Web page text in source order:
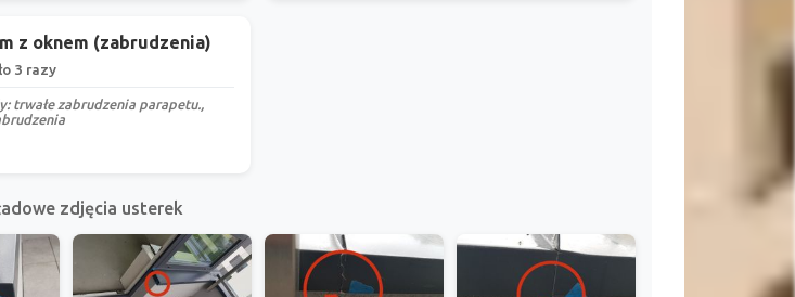
z oknem (zabrudzenia)
3 razy
trwałe zabrudzenia parapetu.,
zdjęcia usterek